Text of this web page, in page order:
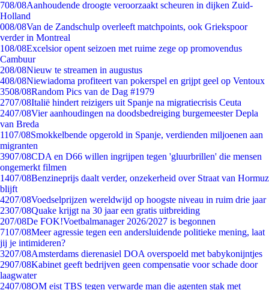
708/08Aanhoudende droogte veroorzaakt scheuren in dijken Zuid-
Holland
008/08Van de Zandschulp overleeft matchpoints, ook Griekspoor
verder in Montreal
108/08Excelsior opent seizoen met ruime zege op promovendus
Cambuur
208/08Nieuw te streamen in augustus
408/08Niewiadoma profiteert van pokerspel en grijpt geel op Ventoux
3508/08Random Pics van de Dag #1979
2707/08Italië hindert reizigers uit Spanje na migratiecrisis Ceuta
2407/08Vier aanhoudingen na doodsbedreiging burgemeester Depla
van Breda
1107/08Smokkelbende opgerold in Spanje, verdienden miljoenen aan
migranten
3907/08CDA en D66 willen ingrijpen tegen 'gluurbrillen' die mensen
ongemerkt filmen
1407/08Benzineprijs daalt verder, onzekerheid over Straat van Hormuz
blijft
4207/08Voedselprijzen wereldwijd op hoogste niveau in ruim drie jaar
2307/08Quake krijgt na 30 jaar een gratis uitbreiding
207/08De FOK!Voetbalmanager 2026/2027 is begonnen
7107/08Meer agressie tegen een andersluidende politieke mening, laat
jij je intimideren?
3207/08Amsterdams dierenasiel DOA overspoeld met babykonijntjes
2907/08Kabinet geeft bedrijven geen compensatie voor schade door
laagwater
2407/08OM eist TBS tegen verwarde man die agenten stak met